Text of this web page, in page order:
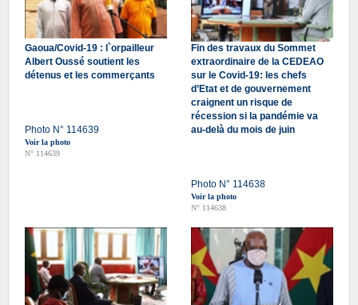
Gaoua/Covid-19 : l`orpailleur
Albert Oussé soutient les
détenus et les commerçants
Photo N° 114639
Voir la photo
N° 114639
Fin des travaux du Sommet
extraordinaire de la CEDEAO
sur le Covid-19: les chefs
d’Etat et de gouvernement
craignent un risque de
récession si la pandémie va
au-delà du mois de juin
Photo N° 114638
Voir la photo
N° 114638